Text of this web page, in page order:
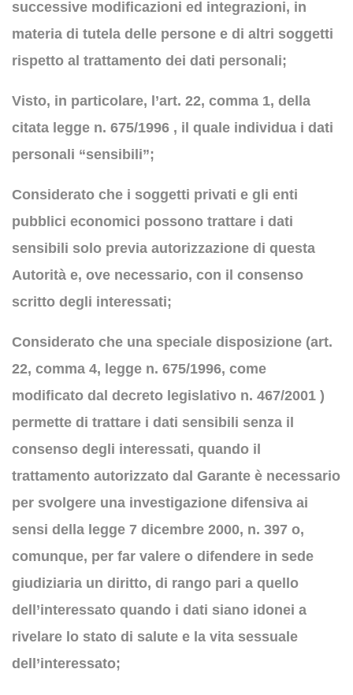
successive modificazioni ed integrazioni, in
materia di tutela delle persone e di altri soggetti
rispetto al trattamento dei dati personali;
Visto, in particolare, l’art. 22, comma 1, della
citata legge n. 675/1996 , il quale individua i dati
personali “sensibili”;
Considerato che i soggetti privati e gli enti
pubblici economici possono trattare i dati
sensibili solo previa autorizzazione di questa
Autorità e, ove necessario, con il consenso
scritto degli interessati;
Considerato che una speciale disposizione (art.
22, comma 4, legge n. 675/1996, come
modificato dal decreto legislativo n. 467/2001 )
permette di trattare i dati sensibili senza il
consenso degli interessati, quando il
trattamento autorizzato dal Garante è necessario
per svolgere una investigazione difensiva ai
sensi della legge 7 dicembre 2000, n. 397 o,
comunque, per far valere o difendere in sede
giudiziaria un diritto, di rango pari a quello
dell’interessato quando i dati siano idonei a
rivelare lo stato di salute e la vita sessuale
dell’interessato;